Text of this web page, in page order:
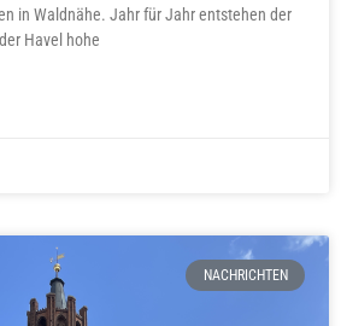
in Waldnähe. Jahr für Jahr entstehen der
Havel hohe
NACHRICHTEN